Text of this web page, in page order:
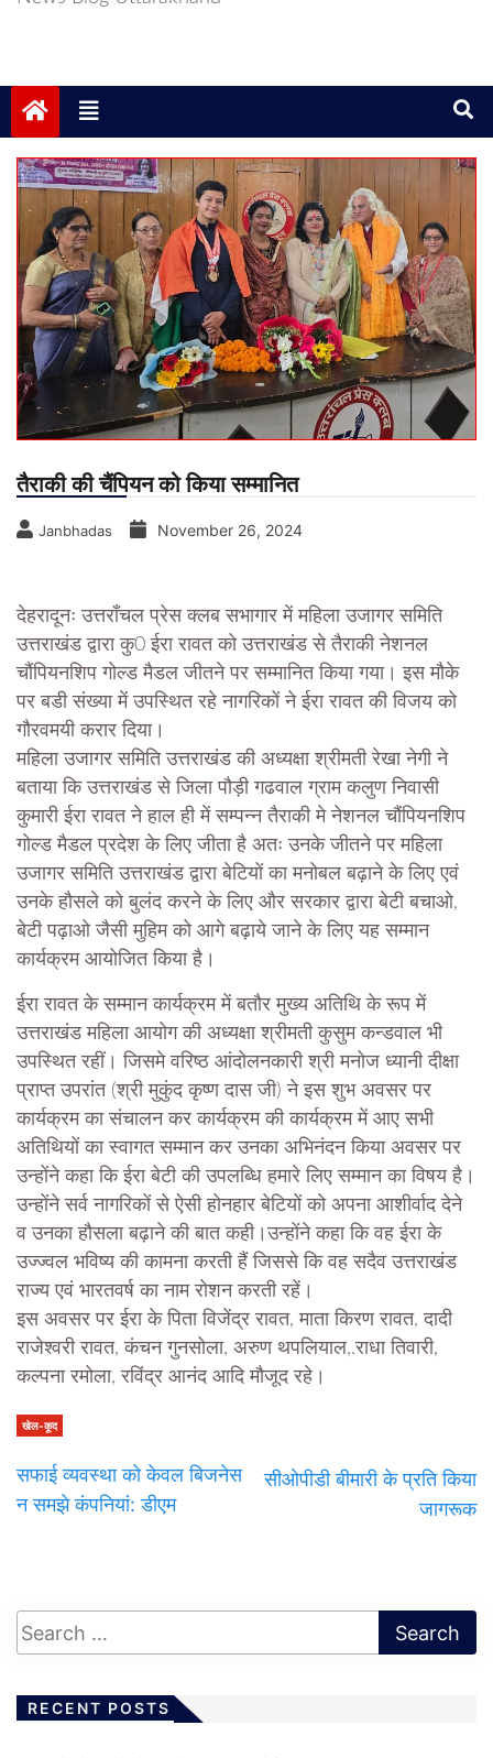
तैराकी की चैंपियन को किया सम्मानित
Janbhadas November 26, 2024
देहरादूनः उत्तराँचल प्रेस क्लब सभागार में महिला उजागर समिति
उत्तराखंड द्वारा कु0 ईरा रावत को उत्तराखंड से तैराकी नेशनल
चौंपियनशिप गोल्ड मैडल जीतने पर सम्मानित किया गया। इस मौके
पर बडी संख्या में उपस्थित रहे नागरिकों ने ईरा रावत की विजय को
गौरवमयी करार दिया।
महिला उजागर समिति उत्तराखंड की अध्यक्षा श्रीमती रेखा नेगी ने
बताया कि उत्तराखंड से जिला पौड़ी गढवाल ग्राम कलुण निवासी
कुमारी ईरा रावत ने हाल ही में सम्पन्न तैराकी मे नेशनल चौंपियनशिप
गोल्ड मैडल प्रदेश के लिए जीता है अतः उनके जीतने पर महिला
उजागर समिति उत्तराखंड द्वारा बेटियों का मनोबल बढ़ाने के लिए एवं
उनके हौसले को बुलंद करने के लिए और सरकार द्वारा बेटी बचाओ,
बेटी पढ़ाओ जैसी मुहिम को आगे बढ़ाये जाने के लिए यह सम्मान
कार्यक्रम आयोजित किया है।
ईरा रावत के सम्मान कार्यक्रम में बतौर मुख्य अतिथि के रूप में
उत्तराखंड महिला आयोग की अध्यक्षा श्रीमती कुसुम कन्डवाल भी
उपस्थित रहीं। जिसमे वरिष्ठ आंदोलनकारी श्री मनोज ध्यानी दीक्षा
प्राप्त उपरांत (श्री मुकुंद कृष्ण दास जी) ने इस शुभ अवसर पर
कार्यक्रम का संचालन कर कार्यक्रम की कार्यक्रम में आए सभी
अतिथियों का स्वागत सम्मान कर उनका अभिनंदन किया अवसर पर
उन्होंने कहा कि ईरा बेटी की उपलब्धि हमारे लिए सम्मान का विषय है।
उन्होंने सर्व नागरिकों से ऐसी होनहार बेटियों को अपना आशीर्वाद देने
व उनका हौसला बढ़ाने की बात कही।उन्होंने कहा कि वह ईरा के
उज्ज्वल भविष्य की कामना करती हैं जिससे कि वह सदैव उत्तराखंड
राज्य एवं भारतवर्ष का नाम रोशन करती रहें।
इस अवसर पर ईरा के पिता विजेंद्र रावत, माता किरण रावत, दादी
राजेश्वरी रावत, कंचन गुनसोला, अरुण थपलियाल,.राधा तिवारी,
कल्पना रमोला, रविंद्र आनंद आदि मौजूद रहे।
खेल-कूद
सफाई व्यवस्था को केवल बिजनेस
न समझे कंपनियां: डीएम
सीओपीडी बीमारी के प्रति किया
जागरूक
RECENT POSTS